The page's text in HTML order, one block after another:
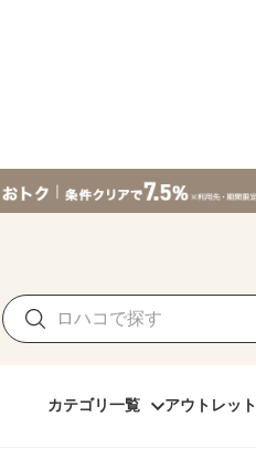
カテゴリ一覧 アウトレット